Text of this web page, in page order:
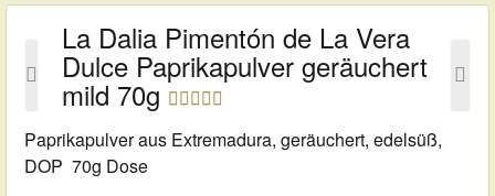
La Dalia Pimentón de La Vera
Dulce Paprikapulver geräuchert
mild 70g
Paprikapulver aus Extremadura, geräuchert, edelsüß,
DOP 70g Dose